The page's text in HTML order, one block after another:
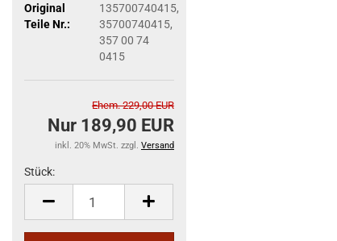
Original
Teile Nr.:
135700740415,
35700740415,
357 00 74
0415
Ehem. 229,00 EUR
Nur 189,90 EUR
inkl. 20% MwSt. zzgl. Versand
Stück:
Stück